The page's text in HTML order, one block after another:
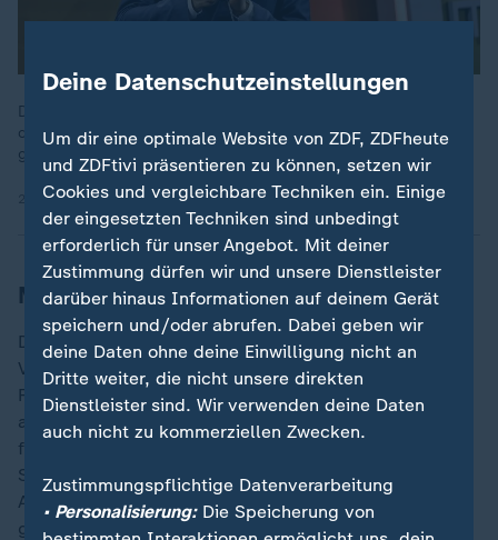
Die glanzvolle Karriere eines Mannes, der von Würzburg aus
die Welt eroberte, hat ihre Krönung erfahren: Dirk Nowitzki
gehört jetzt der Basketball Hall of Fame an.
28.10.2023 | 28:30 min
Moritz Wagner fehlt
Deutschland erwischte nicht nur mit Blick auf die
Vorrunde ein Glückslos: Die Mitfavoriten Spanien,
Frankreich, Griechenland und Slowenien befinden sich
allesamt in der anderen Turnierhälfte und können
frühestens im Viertelfinale deutscher Gegner werden.
Spanien und Griechenland mit NBA-Star Giannis
Antetokounmpo spielen in Limassol in Zypern
gegeneinander.
Deine Datenschutzeinstellungen
Um dir eine optimale Website von ZDF, ZDFheute
und ZDFtivi präsentieren zu können, setzen wir
Cookies und vergleichbare Techniken ein. Einige
der eingesetzten Techniken sind unbedingt
erforderlich für unser Angebot. Mit deiner
Zustimmung dürfen wir und unsere Dienstleister
darüber hinaus Informationen auf deinem Gerät
speichern und/oder abrufen. Dabei geben wir
deine Daten ohne deine Einwilligung nicht an
Dritte weiter, die nicht unsere direkten
Dienstleister sind. Wir verwenden deine Daten
auch nicht zu kommerziellen Zwecken.
Zustimmungspflichtige Datenverarbeitung
• Personalisierung:Die Speicherung von